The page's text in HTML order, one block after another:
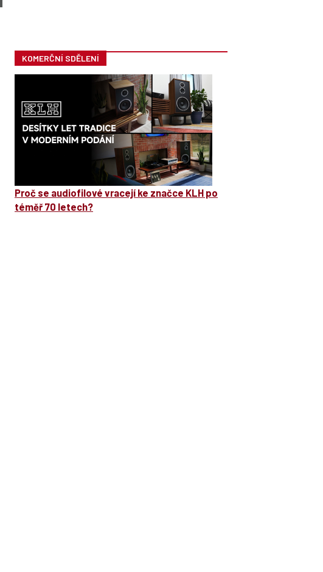
KOMERČNÍ SDĚLENÍ
Proč se audiofilové vracejí ke značce KLH po
téměř 70 letech?